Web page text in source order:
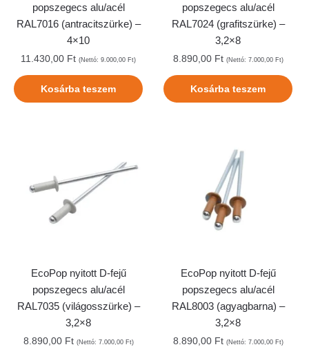
popszegecs alu/acél
RAL7016 (antracitszürke) –
4×10
11.430,00 Ft (Nettó:9.000,00 Ft)
Kosárba teszem
popszegecs alu/acél
RAL7024 (grafitszürke) –
3,2×8
8.890,00 Ft (Nettó: 7.000,00 Ft)
Kosárba teszem
EcoPop nyitott D-fejű
popszegecs alu/acél
RAL7035 (világosszürke) –
3,2×8
8.890,00 Ft (Nettó: 7.000,00 Ft)
EcoPop nyitott D-fejű
popszegecs alu/acél
RAL8003 (agyagbarna) –
3,2×8
8.890,00 Ft (Nettó: 7.000,00 Ft)